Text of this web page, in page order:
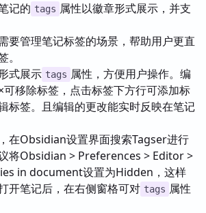
记的 tags 属性以徽章形式展示，并支
要管理笔记标签的场景，帮助用户更直
式展示 tags 属性，方便用户操作。编
移除标签，点击标签下方行可添加标
标签。且编辑的更改能实时反映在笔记
在Obsidian设置界面搜索Tagser进行
将Obsidian > Preferences > Editor >
in document设置为Hidden，这样
开笔记后，在右侧窗格可对 tags 属性